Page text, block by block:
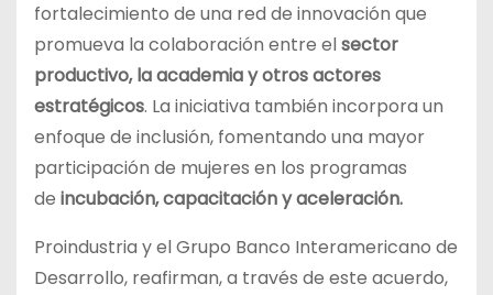
fortalecimiento de una red de innovación que
promueva la colaboración entre elsector
productivo, la academia y otros actores
estratégicos. La iniciativa también incorpora un
enfoque de inclusión, fomentando una mayor
participación de mujeres en los programas
de incubación, capacitación y aceleración.
Proindustria y el Grupo Banco Interamericano de
Desarrollo, reafirman, a través de este acuerdo,